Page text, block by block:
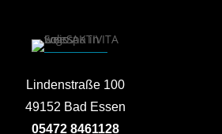
Lindenstraße 100
49152 Bad Essen
05472 8461128